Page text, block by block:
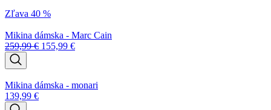
Zľava 40 %
Mikina dámska - Marc Cain
259,99€ 155,99 €
Mikina dámska - monari
139,99 €